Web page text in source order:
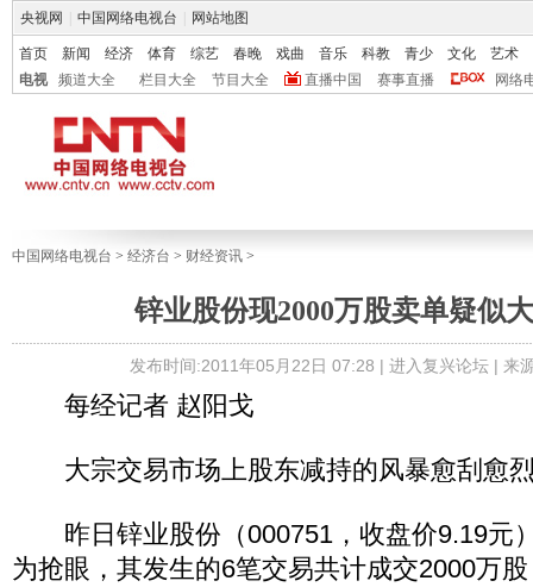
央视网 中国网络电视台 网站地图
首页 新闻 经济 体育 综艺 春晚 戏曲 音乐 科教 青少 文化
艺术
电视
频道大全 栏目大全 节目大全 直播中国 赛事直播 网络
中国网络电视台 > 经济台 > 财经资讯 >
锌业股份现2000万股卖单疑似
发布时间:2011年05月22日 07:28 | 进入复兴论坛| 来
每经记者 赵阳戈
大宗交易市场上股东减持的风暴愈刮愈
昨日锌业股份（000751，收盘价9.19元
为抢眼，其发生的6笔交易共计成交2000万